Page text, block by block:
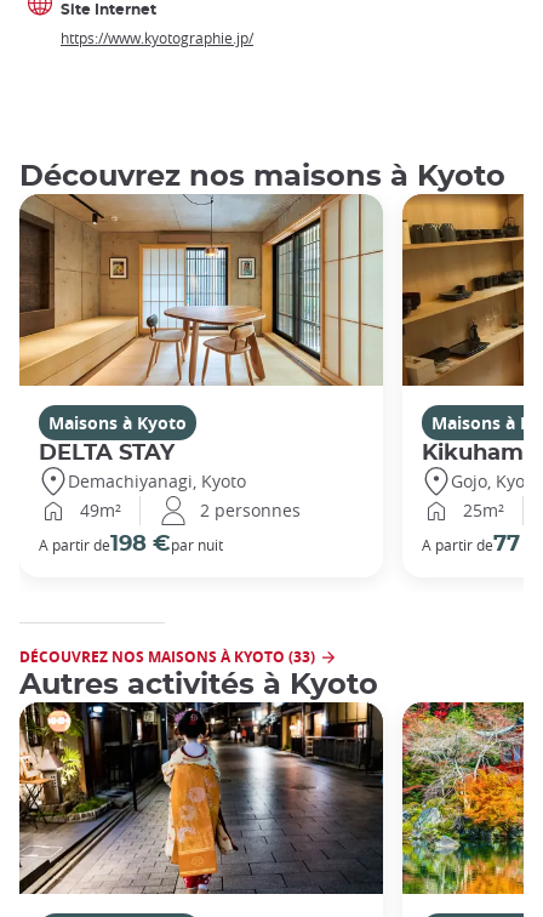
Site Internet
https://www.kyotographie.jp/
Découvrez nos maisons à Kyoto
Maisons à Kyoto
DELTA STAY
Demachiyanagi, Kyoto
49m²
2 personnes
A partir de198 €par nuit
Maisons à
Kikuhama
Gojo, Kyoto
25m²
A partir de77 €
DÉCOUVREZ NOS MAISONS À KYOTO (33)
Autres activités à Kyoto